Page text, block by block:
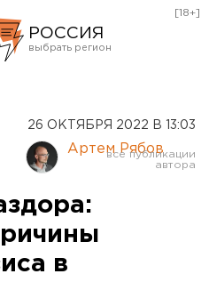
РОССИЯ
Курган
Оренбург
[18+]
26 ОКТЯБРЯ 2022 В 13:03
Артем Рябов
в